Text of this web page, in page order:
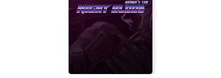
Pursuer